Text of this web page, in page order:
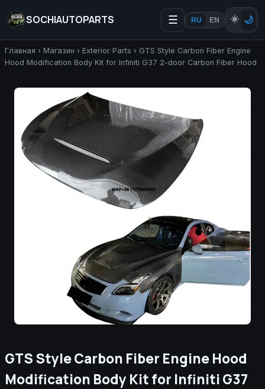
SOCHIAUTOPARTS ☰ RU EN ☀️ 🌙
Главная › Магазин › Exterior Parts › GTS Style Carbon Fiber Engine
Hood Modification Body Kit for Infiniti G37 2-door Carbon Fiber Hood
GTS Style Carbon Fiber Engine Hood
Modification Body Kit for Infiniti G37